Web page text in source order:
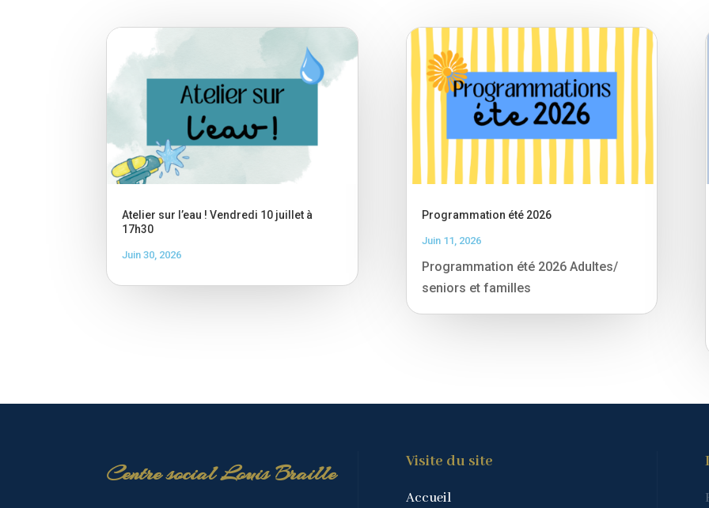
Atelier sur l’eau ! Vendredi 10 juillet à
17h30
Juin 30, 2026
Programmation été 2026
Juin 11, 2026
Programmation été 2026 Adultes/
seniors et familles
Centre social Louis Braille Visite du site
Accueil